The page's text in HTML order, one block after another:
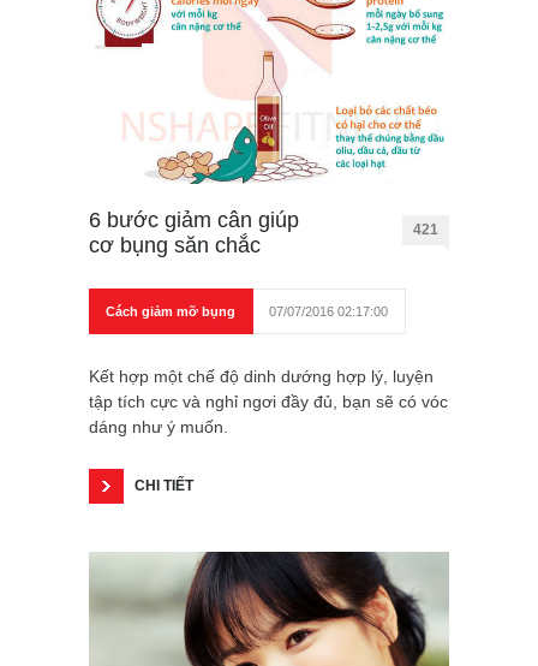
6 bước giảm cân giúp
cơ bụng săn chắc
421
Cách giảm mỡ bụng 07/07/2016 02:17:00
Kết hợp một chế độ dinh dướng hợp lý, luyện
tập tích cực và nghỉ ngơi đầy đủ, bạn sẽ có vóc
dáng như ý muốn.
CHI TIẾT